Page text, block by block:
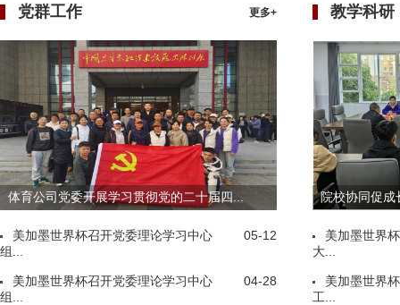
更多+
党群工作
体育公司党委开展学习贯彻党的二十届四...
05-12
美加墨世界杯召开党委理论学习中心
组...
04-28
美加墨世界杯召开党委理论学习中心
组...
教学科研
院校协同促
美加墨世界
大...
美加墨世界
工...